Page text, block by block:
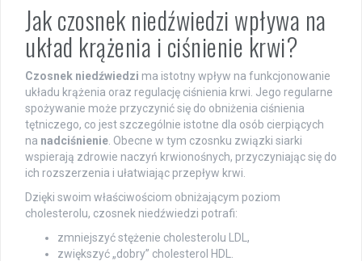
Jak czosnek niedźwiedzi wpływa na
układ krążenia i ciśnienie krwi?
Czosnek niedźwiedzi ma istotny wpływ na funkcjonowanie
układu krążenia oraz regulację ciśnienia krwi. Jego regularne
spożywanie może przyczynić się do obniżenia ciśnienia
tętniczego, co jest szczególnie istotne dla osób cierpiących
na nadciśnienie . Obecne w tym czosnku związki siarki
wspierają zdrowie naczyń krwionośnych, przyczyniając się do
ich rozszerzenia i ułatwiając przepływ krwi.
Dzięki swoim właściwościom obniżającym poziom
cholesterolu, czosnek niedźwiedzi potrafi:
zmniejszyć stężenie cholesterolu LDL,
zwiększyć „dobry” cholesterol HDL.